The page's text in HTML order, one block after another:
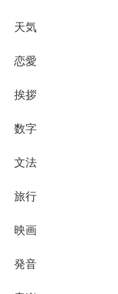
天気
恋愛
挨拶
数字
文法
旅行
映画
発音